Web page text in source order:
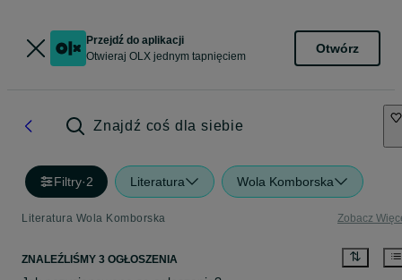
Przejdź do aplikacji
Otwieraj OLX jednym tapnięciem
Otwórz
Znajdź coś dla siebie
Filtry·2 Literatura Wola Komborska
Literatura Wola Komborska Zobacz
ZNALEŹLIŚMY 3 OGŁOSZENIA